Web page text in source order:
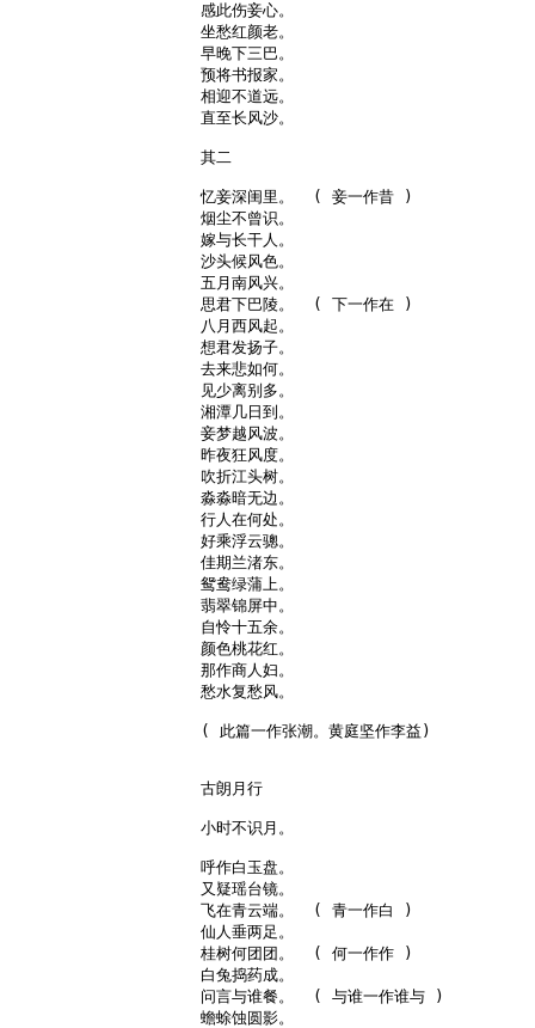
感此伤妾心。
坐愁红颜老。
早晚下三巴。
预将书报家。
相迎不道远。
直至长风沙。
其二
忆妾深闺里。  ( 妾一作昔 )
烟尘不曾识。
嫁与长干人。
沙头候风色。
五月南风兴。
思君下巴陵。  ( 下一作在 )
八月西风起。
想君发扬子。
去来悲如何。
见少离别多。
湘潭几日到。
妾梦越风波。
昨夜狂风度。
吹折江头树。
淼淼暗无边。
行人在何处。
好乘浮云骢。
佳期兰渚东。
鸳鸯绿蒲上。
翡翠锦屏中。
自怜十五余。
颜色桃花红。
那作商人妇。
愁水复愁风。
( 此篇一作张潮。黄庭坚作李益)
古朗月行
小时不识月。
呼作白玉盘。
又疑瑶台镜。
飞在青云端。  ( 青一作白 )
仙人垂两足。
桂树何团团。  ( 何一作作 )
白兔捣药成。
问言与谁餐。  ( 与谁一作谁与 )
蟾蜍蚀圆影。